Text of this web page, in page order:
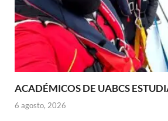
ACADÉMICOS DE UABCS
6 agosto, 2026